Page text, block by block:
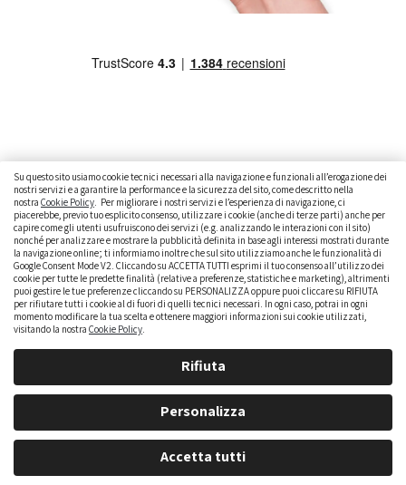
Su questo sito usiamo cookie tecnici necessari alla navigazione e funzionali all’erogazione dei
nostri servizi e a garantire la performance e la sicurezza del sito, come descritto nella
nostra Cookie Policy. Per migliorare i nostri servizi e l’esperienza di navigazione, ci
piacerebbe, previo tuo esplicito consenso, utilizzare i cookie (anche di terze parti) anche per
capire come gli utenti usufruiscono dei servizi (e.g. analizzando le interazioni con il sito)
nonché per analizzare e mostrare la pubblicità definita in base agli interessi mostrati durante
la navigazione online; ti informiamo inoltre che sul sito utilizziamo anche le funzionalità di
Google Consent Mode V2. Cliccando su ACCETTA TUTTI esprimi il tuo consenso all’utilizzo dei
cookie per tutte le predette finalità (relative a preferenze, statistiche e marketing), altrimenti
puoi gestire le tue preferenze cliccando su PERSONALIZZA oppure puoi cliccare su RIFIUTA
per rifiutare tutti i cookie al di fuori di quelli tecnici necessari. In ogni caso, potrai in ogni
momento modificare la tua scelta e ottenere maggiori informazioni sui cookie utilizzati,
visitando la nostra Cookie Policy.
Rifiuta
Personalizza
Accetta tutti
CAMBIARE AUTO
GUIDA ALL’ACQUISTO
GUIDE PRATICHE
CURIOSITÀ
DATI ALLA MANO
DICE LA LEGGE
PARLIAMO DI NOI
brumbrum S.p.A. - Partita IVA: IT 09323210964 - Numero REA: MI - 2083307 - Capitale Sociale: Euro
218,547,65 i.v.rn |Privacy Policy|Cookie Policy